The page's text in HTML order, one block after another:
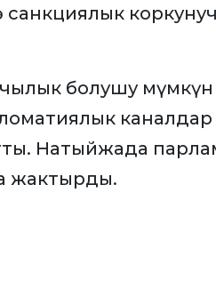
санкциялык
болушу
каналдар
Натыйжада
жактырды.